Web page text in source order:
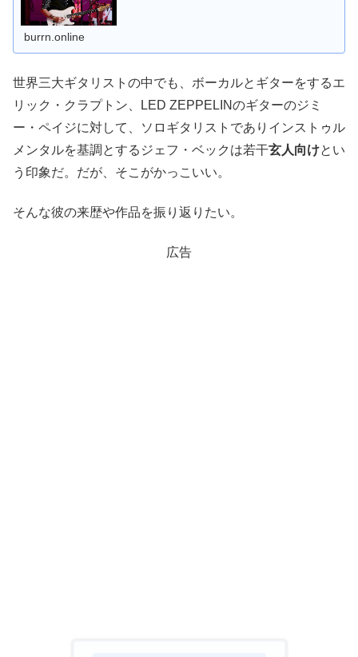
burrn.online
世界三大ギタリストの中でも、ボーカルとギターをするエ
リック・クラプトン、LED ZEPPELINのギターのジミ
ー・ペイジに対して、ソロギタリストでありインストゥル
メンタルを基調とするジェフ・ベックは若干玄人向けとい
う印象だ。だが、そこがかっこいい。
そんな彼の来歴や作品を振り返りたい。
広告